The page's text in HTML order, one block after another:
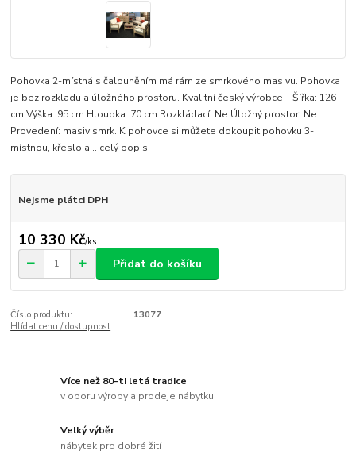
Pohovka 2-místná s čalouněním má rám ze smrkového masivu. Pohovka
je bez rozkladu a úložného prostoru. Kvalitní český výrobce. Šířka: 126
cm Výška: 95 cm Hloubka: 70 cm Rozkládací: Ne Úložný prostor: Ne
Provedení: masiv smrk. K pohovce si můžete dokoupit pohovku 3-
místnou, křeslo a... celý popis
Nejsme plátci DPH
10 330 Kč/ks
Přidat do košíku
Číslo produktu:
13077
Hlídat cenu / dostupnost
Více než 80-ti letá tradice
v oboru výroby a prodeje nábytku
Velký výběr
nábytek pro dobré žití